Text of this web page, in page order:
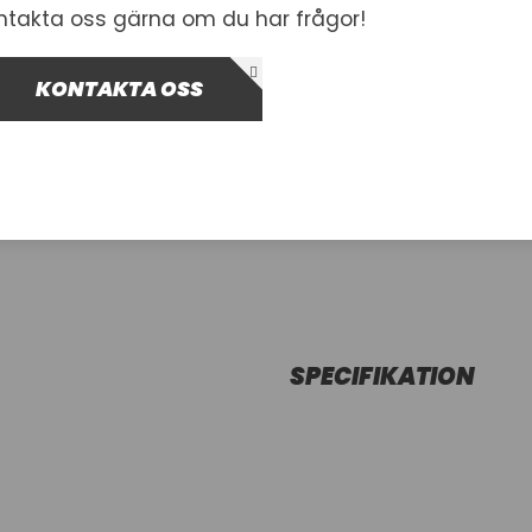
2 705,00 kr
SPECIFIKATION
oss gärna om du har frågor!
KONTAKTA OSS